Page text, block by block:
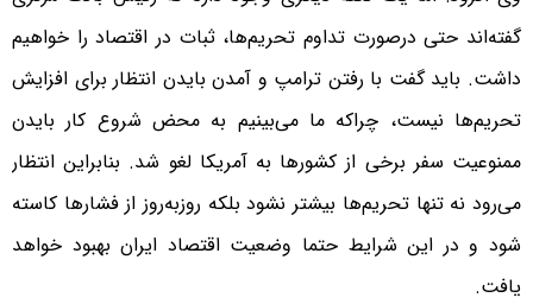
گفته‌اند حتی درصورت تداوم تحریم‌ها، ثبات در اقتصاد را خواهیم
داشت. باید گفت با رفتن ترامپ و آمدن بایدن انتظار برای افزایش
تحریم‌ها نیست، چراکه ما می‌بینیم به محض شروع کار بایدن
ممنوعیت سفر برخی از کشورها به آمریکا لغو شد. بنابراین انتظار
می‌رود نه تنها تحریم‌ها بیشتر نشود بلکه روز‌به‌روز از فشارها کاسته
شود و در این شرایط حتما وضعیت اقتصاد ایران بهبود خواهد
یافت.